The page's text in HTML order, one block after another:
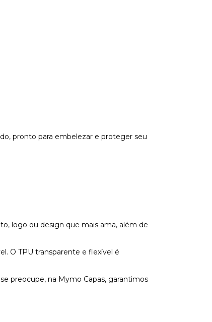
pronto para embelezar e proteger seu
logo ou design que mais ama, além de
O TPU transparente e flexível é
preocupe, na Mymo Capas, garantimos